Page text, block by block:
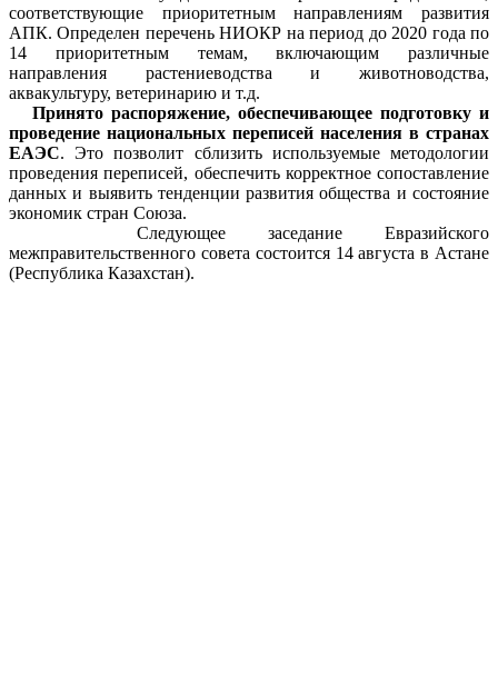
соответствующие приоритетным направлениям развития
АПК. Определен перечень НИОКР на период до 2020 года по
14 приоритетным темам, включающим различные
направления растениеводства и животноводства,
аквакультуру, ветеринарию и т.д.
Принято распоряжение, обеспечивающее подготовку и
проведение национальных переписей населения в странах
ЕАЭС. Это позволит сблизить используемые методологии
проведения переписей, обеспечить корректное сопоставление
данных и выявить тенденции развития общества и состояние
экономик стран Союза.
Следующее заседание Евразийского
межправительственного совета состоится 14 августа в Астане
(Республика Казахстан).